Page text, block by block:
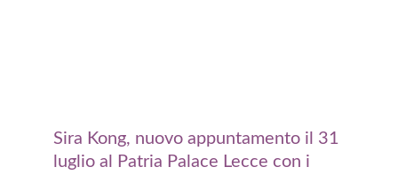
Sira Kong, nuovo appuntamento il 31
luglio al Patria Palace Lecce con i